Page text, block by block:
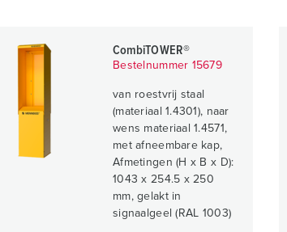
CombiTOWER®
Bestelnummer 15679
van roestvrij staal
(materiaal 1.4301), naar
wens materiaal 1.4571,
met afneembare kap,
Afmetingen (H x B x D):
1043 x 254.5 x 250
mm, gelakt in
signaalgeel (RAL 1003)